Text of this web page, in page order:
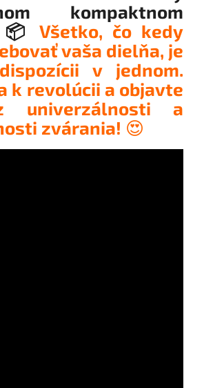
kompaktnom
Všetko, čo kedy
vaša dielňa, je
v jednom.
k revolúcii a objavte
univerzálnosti a
zvárania! 😍